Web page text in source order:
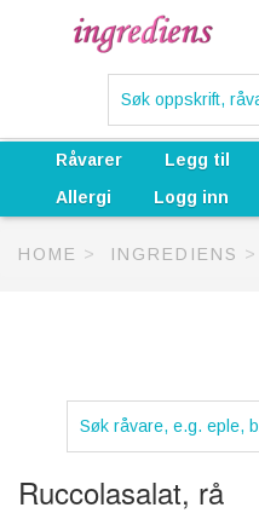
Råvarer Legg til
Allergi
Logg inn
HOME INGREDIENS
Ruccolasalat, rå